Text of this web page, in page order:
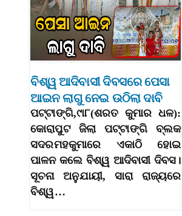
ବିଶ୍ୱ ଆଦିବାସୀ ଦିବସରେ ପେସା
ଆଇନ ଲାଗୁ ନେଇ ଉଠିଲା ଦାବି
ପଟ୍ଟାଙ୍ଗି,୯ା୮(ଶରତ କୁମାର ଧଳ):
କୋରାପୁଟ ଜିଲା ପଟ୍ଟାଙ୍ଗି ବ୍ଲକ
ସଦରମହକୁମାରେ ଏକାଠି ହୋଇ
ପାଳନ କଲେ ବିଶ୍ୱ ଆଦିବାସୀ ଦିବସ।
ସୂଚନା ଅନୁଯାୟୀ, ସାରା ରାଜ୍ୟରେ
ବିଶ୍ୱ…